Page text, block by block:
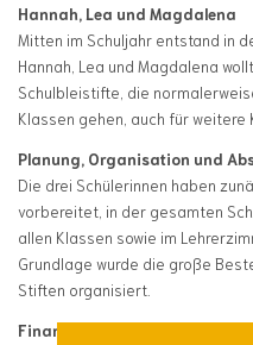
Hannah, Lea und Magdalena
Mitten im Schuljahr entstand in
Hannah, Lea und Magdalena
Schulbleistifte, die
Klassen gehen, auch für weitere
Planung, Organisation und
Die drei Schülerinnen haben
vorbereitet, in der gesamten
allen Klassen sowie im
Grundlage wurde die große
Stiften organisiert.
Finanzierung über Sammeln